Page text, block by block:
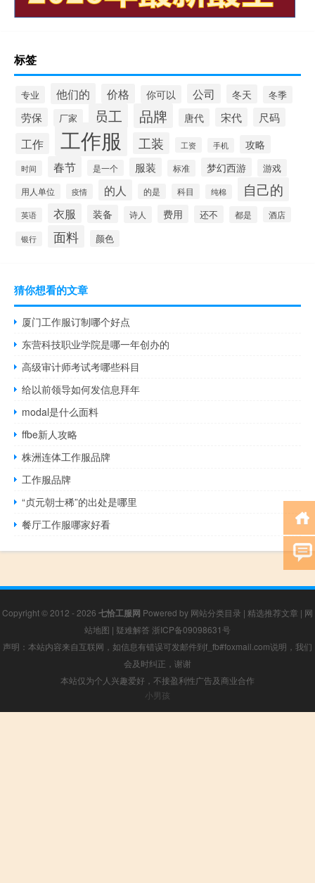
标签
专业 他们的 价格 你可以 公司 冬天 冬季
劳保 厂家 员工 品牌 唐代 宋代 尺码
工作 工作服 工装 工资 手机 攻略
时间 春节 是一个 服装 标准 梦幻西游 游戏
用人单位 疫情 的人 的是 科目 纯棉 自己的
英语 衣服 装备 诗人 费用 还不 都是 酒店
银行 面料 颜色
猜你想看的文章
厦门工作服订制哪个好点
东营科技职业学院是哪一年创办的
高级审计师考试考哪些科目
给以前领导如何发信息拜年
modal是什么面料
ffbe新人攻略
株洲连体工作服品牌
工作服品牌
“贞元朝士稀”的出处是哪里
餐厅工作服哪家好看
Copyright © 2012 - 2026 七恰工服网 Powered by 网站分类目录 | 精选推荐文章 | 网
站地图 | 疑难解答 浙ICP备09098631号
声明：本站内容来自互联网，如信息有错误可发邮件到f_fb#foxmail.com说明，我们
会及时纠正，谢谢
本站仅为个人兴趣爱好，不接盈利性广告及商业合作
小男孩